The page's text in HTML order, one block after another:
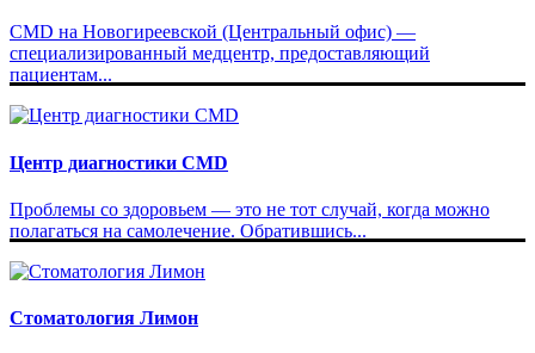
CMD на Новогиреевской (Центральный офис) —
специализированный медцентр, предоставляющий
пациентам...
Центр диагностики CMD
Проблемы со здоровьем — это не тот случай, когда можно
полагаться на самолечение. Обратившись...
Стоматология Лимон